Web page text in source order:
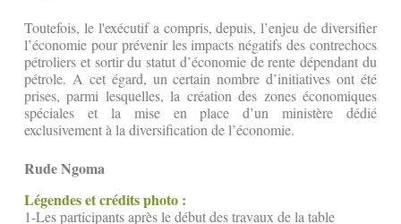
Toutefois, le l'exécutif a compris, depuis, l’enjeu de diversifier
l’économie pour prévenir les impacts négatifs des contrechocs
pétroliers et sortir du statut d’économie de rente dépendant du
pétrole. A cet égard, un certain nombre d’initiatives ont été
prises, parmi lesquelles, la création des zones économiques
spéciales et la mise en place d’un ministère dédié
exclusivement à la diversification de l’économie.
Rude Ngoma
Légendes et crédits photo :
1-Les participants après le début des travaux de la table